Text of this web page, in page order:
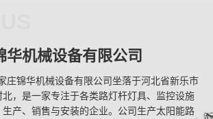
华机械设备有限公司
庄锦华机械设备有限公司坐落于河北省新乐市
，是一家专注于各类路灯杆灯具、监控设施
产、销售与安装的企业。公司生产太阳能路